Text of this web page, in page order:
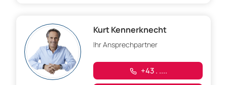
Kurt Kennerknecht
Ihr Ansprechpartner
+43 . ....